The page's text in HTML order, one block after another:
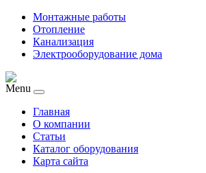
Монтажные работы
Отопление
Канализация
Электрооборудование дома
Menu
Главная
О компании
Статьи
Каталог оборудования
Карта сайта